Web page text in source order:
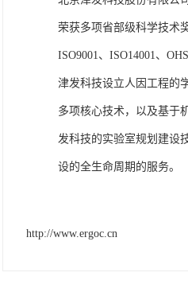
荣获多项省部级科学技术
ISO9001、ISO14001、
津发科技设立人因工程的
多项核心技术，以及基于
发科技的实验室规划建设
设的全生命周期的服务。
http://www.ergoc.cn